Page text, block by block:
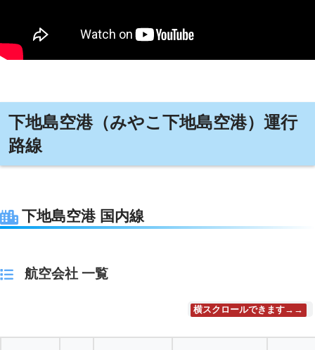
下地島空港（みやこ下地島空港）運行
路線
下地島空港 国内線
航空会社 一覧
横スクロールできます→→